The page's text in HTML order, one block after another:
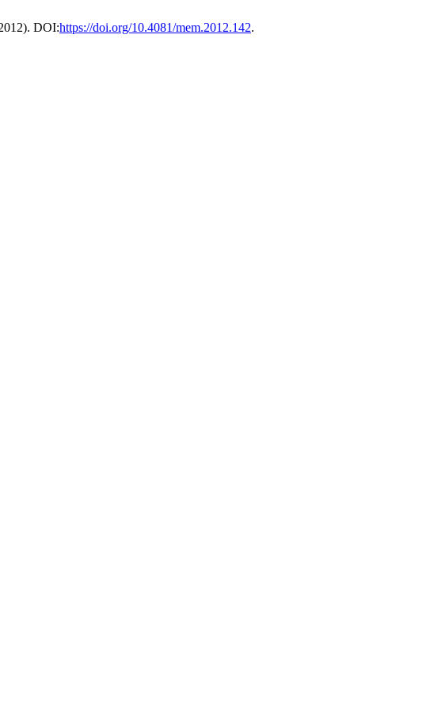
DOI:https://doi.org/10.4081/mem.2012.142.